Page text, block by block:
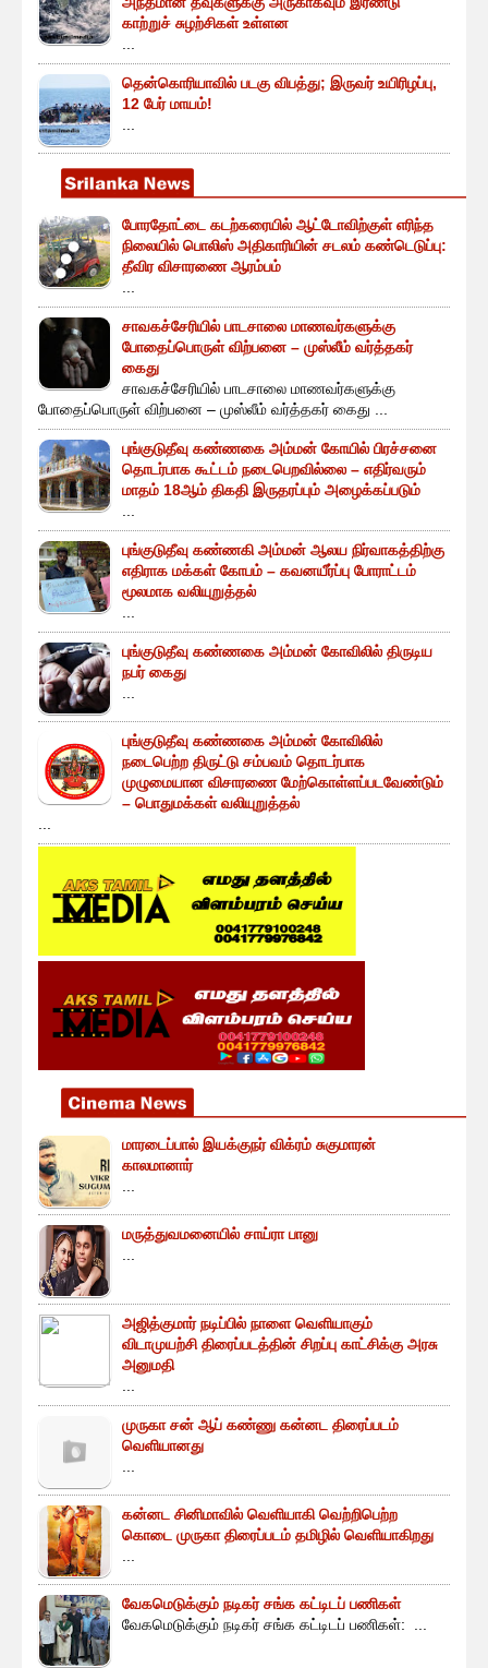
காற்றுச் சுழற்சிகள் உள்ளன
...
தென்கொரியாவில் படகு விபத்து; இருவர் உயிரிழப்பு,
12 பேர் மாயம்!
...
போரதோட்டை கடற்கரையில் ஆட்டோவிற்குள் எரிந்த
நிலையில் பொலிஸ் அதிகாரியின் சடலம் கண்டெடுப்பு:
தீவிர விசாரணை ஆரம்பம்
...
சாவகச்சேரியில் பாடசாலை மாணவர்களுக்கு
போதைப்பொருள் விற்பனை – முஸ்லீம் வர்த்தகர்
கைது
சாவகச்சேரியில் பாடசாலை மாணவர்களுக்கு
போதைப்பொருள் விற்பனை – முஸ்லீம் வர்த்தகர் கைது ...
புங்குடுதீவு கண்ணகை அம்மன் கோயில் பிரச்சனை
தொடர்பாக கூட்டம் நடைபெறவில்லை – எதிர்வரும்
மாதம் 18ஆம் திகதி இருதரப்பும் அழைக்கப்படும்
...
புங்குடுதீவு கண்ணகி அம்மன் ஆலய நிர்வாகத்திற்கு
எதிராக மக்கள் கோபம் – கவனயீர்ப்பு போராட்டம்
மூலமாக வலியுறுத்தல்
...
புங்குடுதீவு கண்ணகை அம்மன் கோவிலில் திருடிய
நபர் கைது
...
புங்குடுதீவு கண்ணகை அம்மன் கோவிலில்
நடைபெற்ற திருட்டு சம்பவம் தொடர்பாக
முழுமையான விசாரணை மேற்கொள்ளப்படவேண்டும்
– பொதுமக்கள் வலியுறுத்தல்
...
மாரடைப்பால் இயக்குநர் விக்ரம் சுகுமாரன்
காலமானார்
...
மருத்துவமனையில் சாய்ரா பானு
...
அஜித்குமார் நடிப்பில் நாளை வெளியாகும்
விடாமுயற்சி திரைப்படத்தின் சிறப்பு காட்சிக்கு அரசு
அனுமதி
...
முருகா சன் ஆப் கண்ணு கன்னட திரைப்படம்
வெளியானது
...
கன்னட சினிமாவில் வெளியாகி வெற்றிபெற்ற
கொடை முருகா திரைப்படம் தமிழில் வெளியாகிறது
...
வேகமெடுக்கும் நடிகர் சங்க கட்டிடப் பணிகள்
வேகமெடுக்கும் நடிகர் சங்க கட்டிடப் பணிகள்: ...